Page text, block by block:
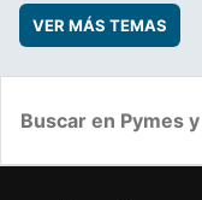
VER MÁS TEMAS